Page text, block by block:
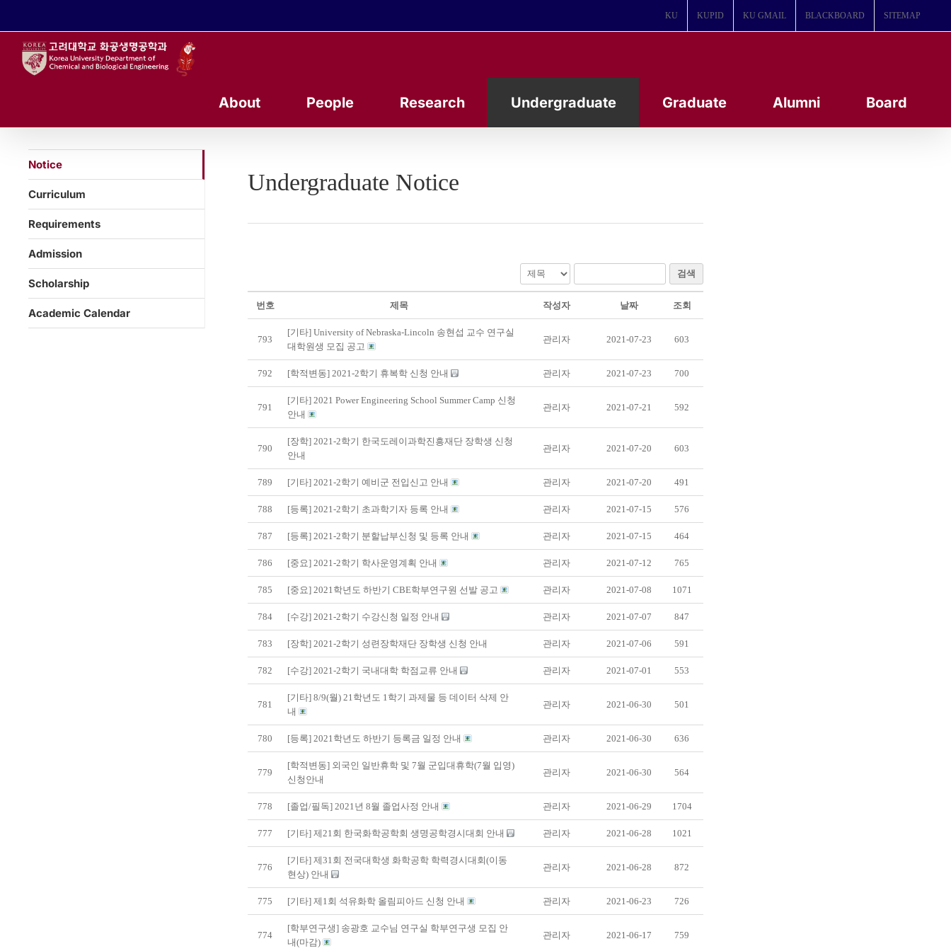
KU KUPID KU GMAIL BLACKBOARD SITEMAP
About People Research Undergraduate Graduate Alumni Board
Undergraduate Notice
검색
번호 제목 작성자 날짜 조회
793
[기타] University of Nebraska-Lincoln 송현섭 교수 연구실
대학원생 모집 공고
관리자 2021-07-23 603
792 [학적변동] 2021-2학기 휴복학 신청 안내 관리자 2021-07-23 700
791
[기타] 2021 Power Engineering School Summer Camp 신청
안내
관리자 2021-07-21 592
790
[장학] 2021-2학기 한국도레이과학진흥재단 장학생 신청
안내
관리자 2021-07-20 603
789 [기타] 2021-2학기 예비군 전입신고 안내 관리자 2021-07-20 491
788 [등록] 2021-2학기 초과학기자 등록 안내 관리자 2021-07-15 576
787 [등록] 2021-2학기 분할납부신청 및 등록 안내 관리자 2021-07-15 464
786 [중요] 2021-2학기 학사운영계획 안내 관리자 2021-07-12 765
785 [중요] 2021학년도 하반기 CBE학부연구원 선발 공고 관리자 2021-07-08 1071
784 [수강] 2021-2학기 수강신청 일정 안내 관리자 2021-07-07 847
783 [장학] 2021-2학기 성련장학재단 장학생 신청 안내 관리자 2021-07-06 591
782 [수강] 2021-2학기 국내대학 학점교류 안내 관리자 2021-07-01 553
781
[기타] 8/9(월) 21학년도 1학기 과제물 등 데이터 삭제 안
내
관리자 2021-06-30 501
780 [등록] 2021학년도 하반기 등록금 일정 안내 관리자 2021-06-30 636
779
[학적변동] 외국인 일반휴학 및 7월 군입대휴학(7월 입영)
신청안내
관리자 2021-06-30 564
778 [졸업/필독] 2021년 8월 졸업사정 안내 관리자 2021-06-29 1704
777 [기타] 제21회 한국화학공학회 생명공학경시대회 안내 관리자 2021-06-28 1021
776
[기타] 제31회 전국대학생 화학공학 학력경시대회(이동
현상) 안내
관리자 2021-06-28 872
775 [기타] 제1회 석유화학 올림피아드 신청 안내 관리자 2021-06-23 726
774
[학부연구생] 송광호 교수님 연구실 학부연구생 모집 안
내(마감)
관리자 2021-06-17 759
Notice
Curriculum
Requirements
Admission
Scholarship
Academic Calendar